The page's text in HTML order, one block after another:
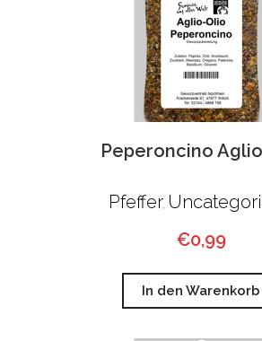
Peperoncino
Pfeffer,
€0,99
In den Warenkorb